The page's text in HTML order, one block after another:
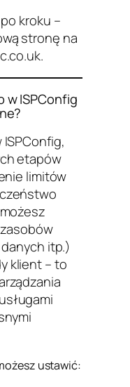
kroku –
stronę na
w ISPConfig
etapów
limitów
itp.)
klient – to
ustawić: